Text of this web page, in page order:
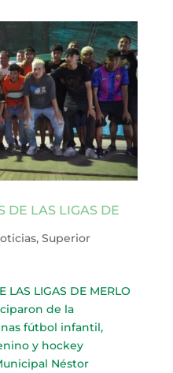
DE LAS LIGAS DE
, Superior
LAS LIGAS DE MERLO
de la
fútbol infantil,
y hockey
Néstor